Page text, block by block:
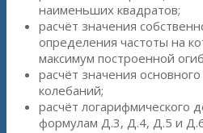
наименьших квадратов;
расчёт значения
определения частоты на
максимум построенной
расчёт значения
колебаний;
расчёт логарифмического
формулам Д.3, Д.4, Д.5 и